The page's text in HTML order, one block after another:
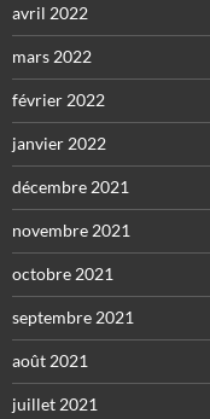
avril 2022
mars 2022
février 2022
janvier 2022
décembre 2021
novembre 2021
octobre 2021
septembre 2021
août 2021
juillet 2021